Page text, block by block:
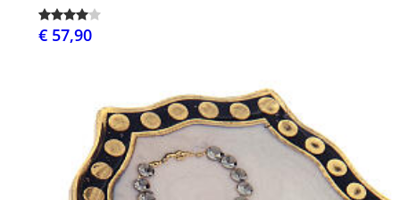
€ 57,90